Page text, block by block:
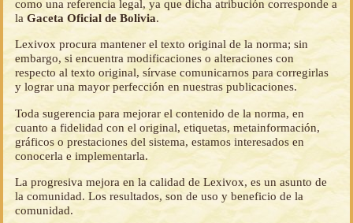
como una referencia legal, ya que dicha atribución corresponde a
laGaceta Oficial de Bolivia.
Lexivox procura mantener el texto original de la norma; sin
embargo, si encuentra modificaciones o alteraciones con
respecto al texto original, sírvase comunicarnos para corregirlas
y lograr una mayor perfección en nuestras publicaciones.
Toda sugerencia para mejorar el contenido de la norma, en
cuanto a fidelidad con el original, etiquetas, metainformación,
gráficos o prestaciones del sistema, estamos interesados en
conocerla e implementarla.
La progresiva mejora en la calidad de Lexivox, es un asunto de
la comunidad. Los resultados, son de uso y beneficio de la
comunidad.